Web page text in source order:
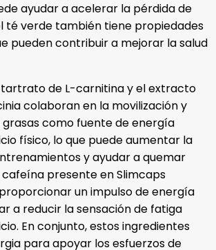
ayudar a acelerar la pérdida de
té verde también tiene propiedades
pueden contribuir a mejorar la salud
tartrato de L-carnitina y el extracto
colaboran en la movilización y
grasas como fuente de energía
físico, lo que puede aumentar la
y ayudar a quemar
cafeína presente en Slimcaps
un impulso de energía
a reducir la sensación de fatiga
En conjunto, estos ingredientes
para apoyar los esfuerzos de